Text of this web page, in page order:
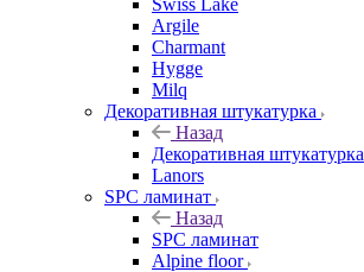
Swiss Lake
Argile
Charmant
Hygge
Milq
Декоративная штукатурка
Назад
Декоративная штукатурка
Lanors
SPC ламинат
Назад
SPC ламинат
Alpine floor